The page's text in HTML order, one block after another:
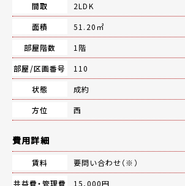
間取
2LDK
面積
51.20㎡
部屋階数
1階
部屋/区画番号
110
状態
成約
方位
西
費用詳細
賃料
要問い合わせ（※）
共益費・管理費
15,000円